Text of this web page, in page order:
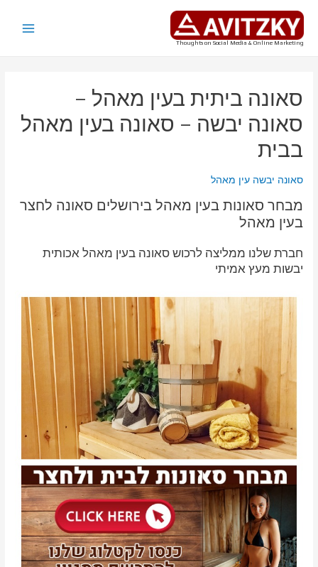
דילוג
לתוכן
Thoughts on Social Media & Online Marketing
סאונה ביתית בעין מאהל –
סאונה יבשה – סאונה בעין מאהל
בבית
סאונה יבשה עין מאהל
מבחר סאונות בעין מאהל בירושלים סאונה לחצר
בעין מאהל
חברת שלנו ממליצה לרכוש סאונה בעין מאהל אכותית
יבשות מעץ אמיתי